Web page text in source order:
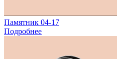
Памятник 04-17
Подробнее